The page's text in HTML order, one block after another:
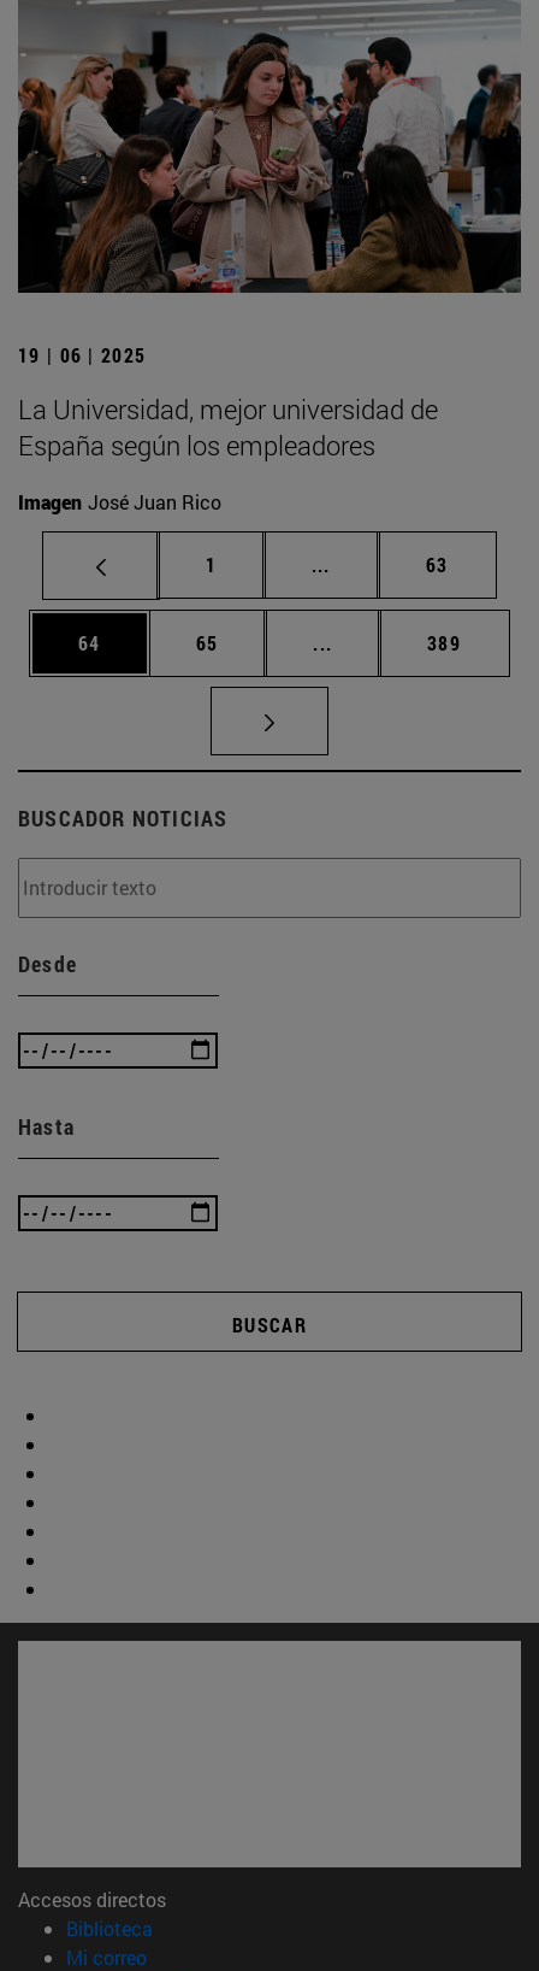
19 | 06 | 2025
La Universidad, mejor universidad de
España según los empleadores
Imagen José Juan Rico
Página
1 ... Páginas intermedias
Página
63
Página
64 Página
65 ... Páginas intermedias
Página
389
BUSCADOR NOTICIAS
Desde
Hasta
BUSCAR
Accesos directos
Biblioteca
Mi correo(abre en nueva ventana)